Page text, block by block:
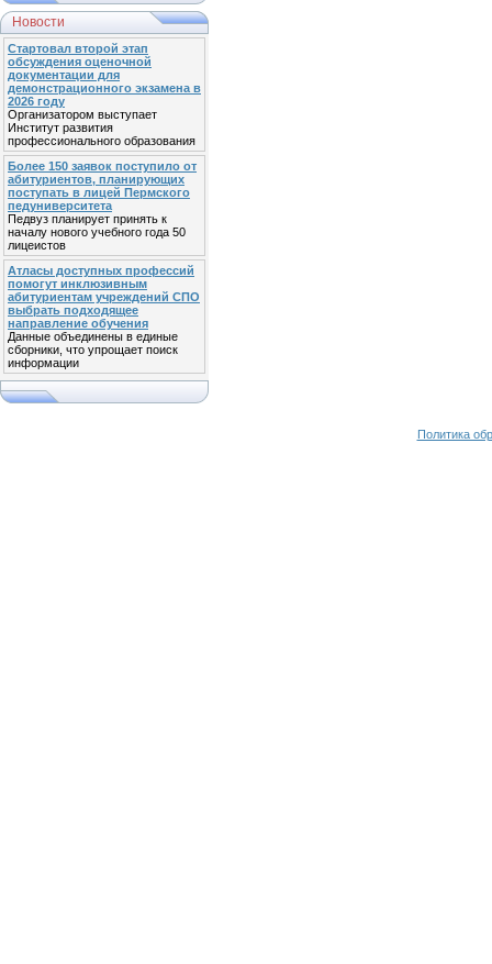
Новости
Стартовал второй этап
обсуждения оценочной
документации для
демонстрационного экзамена в
2026 году
Организатором выступает
Институт развития
профессионального образования
Более 150 заявок поступило от
абитуриентов, планирующих
поступать в лицей Пермского
педуниверситета
Педвуз планирует принять к
началу нового учебного года 50
лицеистов
Атласы доступных профессий
помогут инклюзивным
абитуриентам учреждений СПО
выбрать подходящее
направление обучения
Данные объединены в единые
сборники, что упрощает поиск
информации
Политика